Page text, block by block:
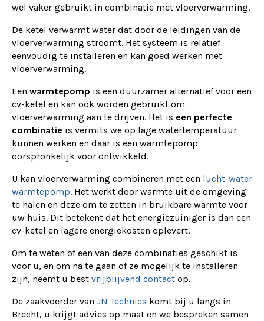
wel vaker gebruikt in combinatie met vloerverwarming.
De ketel verwarmt water dat door de leidingen van de
vloerverwarming stroomt. Het systeem is relatief
eenvoudig te installeren en kan goed werken met
vloerverwarming.
Een warmtepomp is een duurzamer alternatief voor een
cv-ketel en kan ook worden gebruikt om
vloerverwarming aan te drijven. Het is een perfecte
combinatie is vermits we op lage watertemperatuur
kunnen werken en daar is een warmtepomp
oorspronkelijk voor ontwikkeld.
U kan vloerverwarming combineren met een lucht-water
warmtepomp. Het werkt door warmte uit de omgeving
te halen en deze om te zetten in bruikbare warmte voor
uw huis. Dit betekent dat het energiezuiniger is dan een
cv-ketel en lagere energiekosten oplevert.
Om te weten of een van deze combinaties geschikt is
voor u, en om na te gaan of ze mogelijk te installeren
zijn, neemt u best vrijblijvend contact op.
De zaakvoerder van JN Technics komt bij u langs in
Brecht, u krijgt advies op maat en we bespreken samen